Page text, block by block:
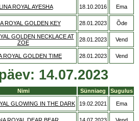
ROYAL AYESHA 18.10.2016 Ema
ROYAL GOLDEN KEY 28.01.2023 Õde
GOLDEN NECKLACE AT
ZOE
28.01.2023 Vend
ROYAL GOLDEN TIME 28.01.2023 Vend
14.07.2023
Nimi Sünniaeg
Sugulus
GLOWING IN THE DARK 19.02.2021 Ema